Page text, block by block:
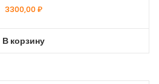
3300,00₽
В корзину